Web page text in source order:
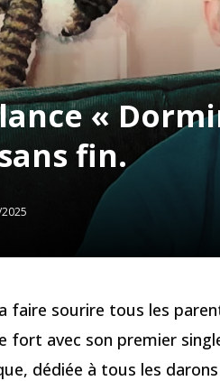
«
fin.
faire sourire tous les
fort avec son premier
dédiée à tous les